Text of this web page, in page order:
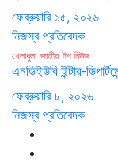
ফেব্রুয়ারি ১৫, ২০২৬
নিজস্ব প্রতিবেদক
খেলাধুলা জাতীয় টপ নিউজ
এনডিইউবি ইন্টার-
ফেব্রুয়ারি ৮, ২০২৬
নিজস্ব প্রতিবেদক